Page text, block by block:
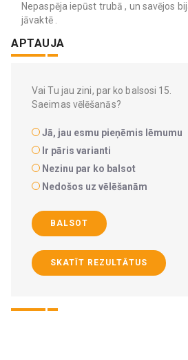
Nepaspēja iepūst trubā , un savējos
jāvaktē .
APTAUJA
Vai Tu jau zini, par ko balsosi 15.
Saeimas vēlēšanās?
Jā, jau esmu pieņēmis lēmumu
Ir pāris varianti
Nezinu par ko balsot
Nedošos uz vēlēšanām
BALSOT
SKATĪT REZULTĀTUS